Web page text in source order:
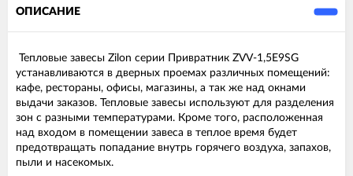
ОПИСАНИЕ
Тепловые завесы Zilon серии Привратник ZVV-1,5Е9SG
устанавливаются в дверных проемах различных помещений:
кафе, рестораны, офисы, магазины, а так же над окнами
выдачи заказов. Тепловые завесы используют для разделения
зон с разными температурами. Кроме того, расположенная
над входом в помещении завеса в теплое время будет
предотвращать попадание внутрь горячего воздуха, запахов,
пыли и насекомых.